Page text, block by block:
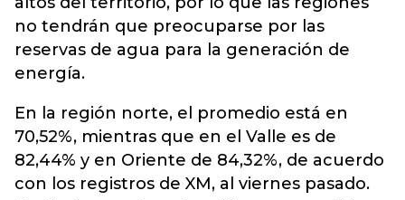
no tendrán que preocuparse por las
reservas de agua para la generación de
energía.
En la región norte, el promedio está en
70,52%, mientras que en el Valle es de
82,44% y en Oriente de 84,32%, de acuerdo
con los registros de XM, al viernes pasado.